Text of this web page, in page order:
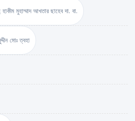
মুহাম্মাদ আখতার ছাহেব দা. বা.
মোঃ ত্বহা